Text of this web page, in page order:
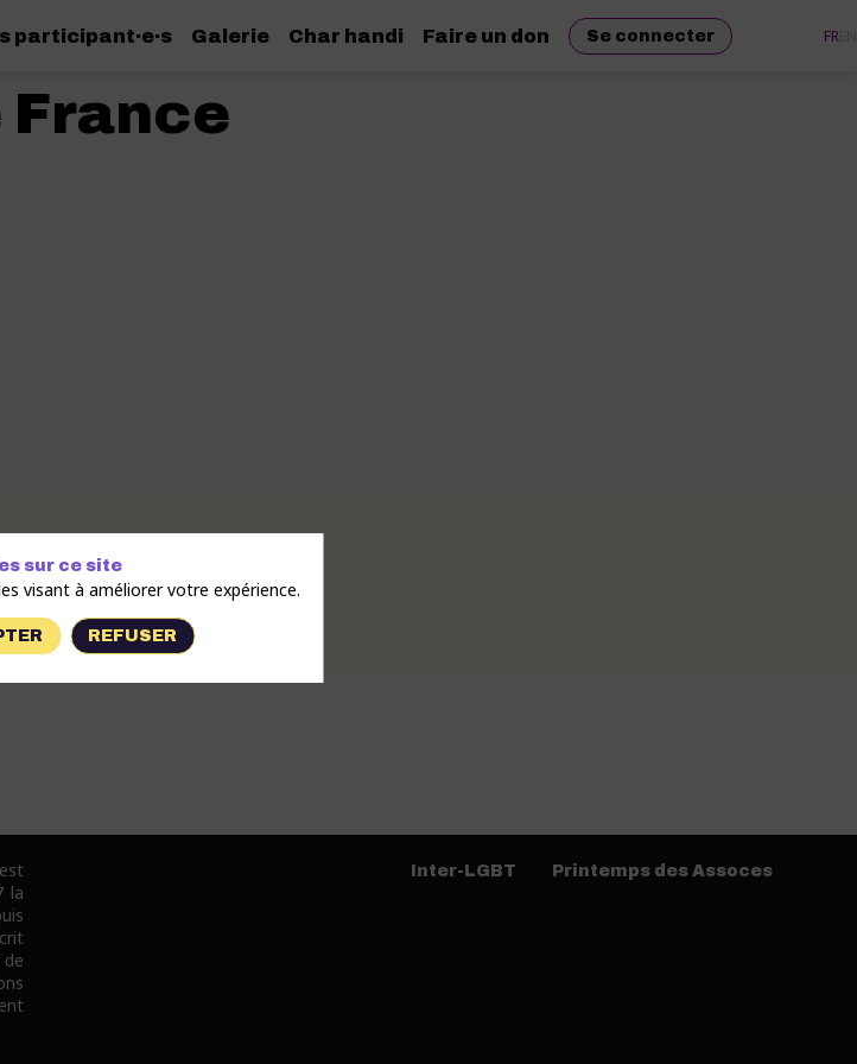
participant·e·s Galerie Char handi Faire un don Se connecter FR
France
Île-de-France (URI CFDT IDF), est la
région Île-de-France. Elle regroupe
la
Inter-LGBT Printemps des Assoces
sur ce site
visant à améliorer votre expérience.
REFUSER